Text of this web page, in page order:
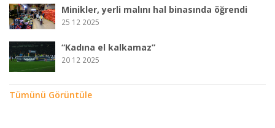
Minikler, yerli malını hal binasında öğrendi
25 12 2025
“Kadına el kalkamaz”
20 12 2025
Tümünü Görüntüle